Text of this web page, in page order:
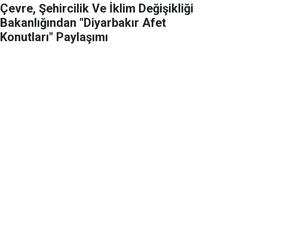
Çevre, Şehircilik Ve İklim Değişikliği
Bakanlığından "Diyarbakır Afet
Konutları" Paylaşımı